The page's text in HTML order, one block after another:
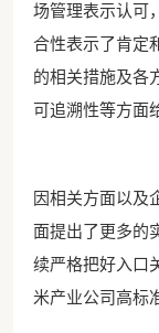
场管理表示认可
合性表示了肯定
的相关措施及各
可追溯性等方面
因相关方面以及
面提出了更多的
续严格把好入口
米产业公司高标